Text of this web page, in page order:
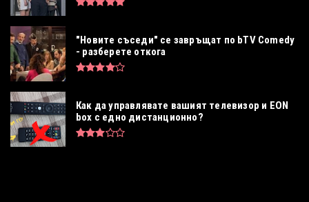
"Новите съседи" се завръщат по bTV Comedy
- разберете откога
Как да управлявате вашият телевизор и EON
box с едно дистанционно?